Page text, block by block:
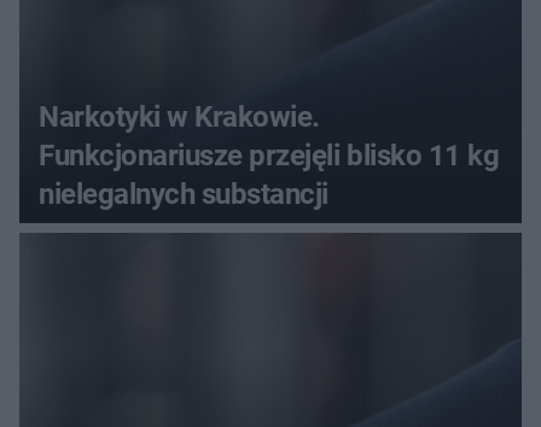
Narkotyki w Krakowie.
Funkcjonariusze przejęli blisko 11 kg
nielegalnych substancji